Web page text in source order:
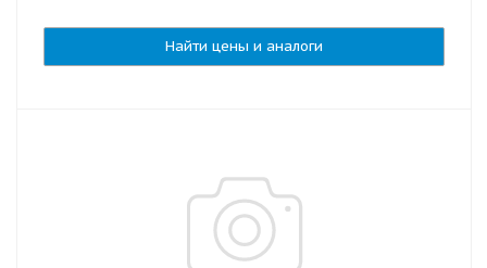
Найти цены и аналоги